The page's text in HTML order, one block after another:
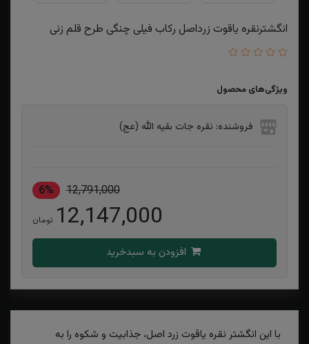
انگشترنقره یاقوت زرداصل رکاب فیلی چنگی طرح قلم زنی
ویژگی‌های محصول
فروشنده: نقره جات بقیه الله (عج)
12,791,000
6%
12,147,000 تومان
با این انگشتر نقره یاقوت زرد اصل، جذابیت و شکوه را به